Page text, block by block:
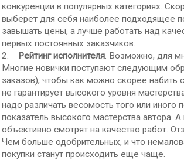
конкуренции в популярных категориях.
выберет для себя наиболее подходящее
завышать цены, а лучше работать над
первых постоянных заказчиков.
2.
Рейтинг исполнителя . Возможно, для
Многие новички поступают следующим
заказов), чтобы как можно скорее набить
не гарантирует высокого уровня
надо различать весомость того или иного
показатель высокого мастерства автора.
объективно смотрят на качество работ.
Чем больше одобрительных, и что
покупки станут происходить еще чаще.